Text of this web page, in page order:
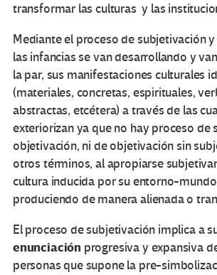
transformar las culturas y las
Mediante el proceso de subjetivación
las infancias se van desarrollando y
la par, sus manifestaciones culturales
(materiales, concretas, espirituales,
abstractas, etcétera) a través de las
exteriorizan ya que no hay proceso de
objetivación, ni de objetivación sin
otros términos, al apropiarse
cultura inducida por su entorno-
produciendo de manera alienada o
El proceso de subjetivación implica a
enunciación progresiva y expansiva
personas que supone la pre-